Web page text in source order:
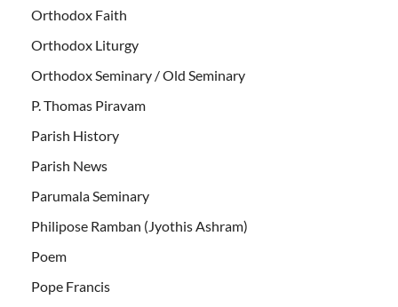
Orthodox Faith
Orthodox Liturgy
Orthodox Seminary / Old Seminary
P. Thomas Piravam
Parish History
Parish News
Parumala Seminary
Philipose Ramban (Jyothis Ashram)
Poem
Pope Francis